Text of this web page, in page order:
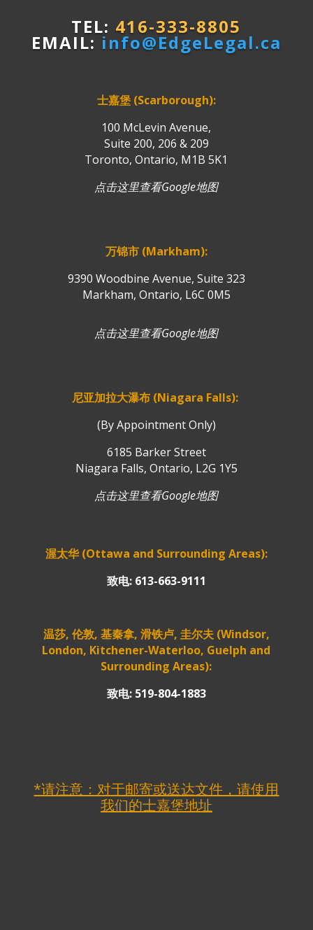
TEL: 416-333-8805
EMAIL: info@EdgeLegal.ca
士嘉堡 (Scarborough):
100 McLevin Avenue,
Suite 200, 206 & 209
Toronto, Ontario, M1B 5K1
点击这里查看Google地图
万锦市 (Markham):
9390 Woodbine Avenue, Suite 323
Markham, Ontario, L6C 0M5
点击这里查看Google地图
尼亚加拉大瀑布 (Niagara Falls):
(By Appointment Only)
6185 Barker Street
Niagara Falls, Ontario, L2G 1Y5
点击这里查看Google地图
渥太华 (Ottawa and Surrounding Areas):
致电: 613-663-9111
温莎, 伦敦, 基秦拿, 滑铁卢, 圭尔夫 (Windsor,
London, Kitchener-Waterloo, Guelph and
Surrounding Areas):
致电: 519-804-1883
*请注意：对于邮寄或送达文件，请使用
我们的士嘉堡地址